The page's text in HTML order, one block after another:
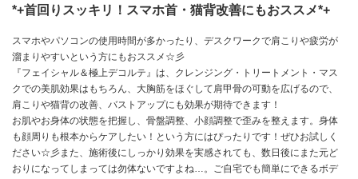
お問い合わせ
*+首回りスッキリ！スマホ首・猫背改善にもおススメ*+
スマホやパソコンの使用時間が多かったり、デスクワークで肩こりや疲労が
溜まりやすいという方にもおススメ☆彡
『フェイシャル＆極上デコルテ』は、クレンジング・トリートメント・マス
クでの美肌効果はもちろん、大胸筋をほぐして肩甲骨の可動を広げるので、
肩こりや猫背の改善、バストアップにも効果が期待できます！
お肌やお身体の状態を把握し、骨盤調整、小顔調整で歪みを整えます。身体
も顔周りも根本からケアしたい！という方にはぴったりです！ぜひお試しく
ださい☆彡また、施術後にしっかり効果を実感されても、数日後にまた元ど
おりになってしまっては勿体ないですよね…。ご自宅でも簡単にできるボデ